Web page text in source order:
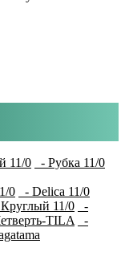
11/0 - Рубка 11/0
0
- Delica 11/0
11/0
-
TILA
-